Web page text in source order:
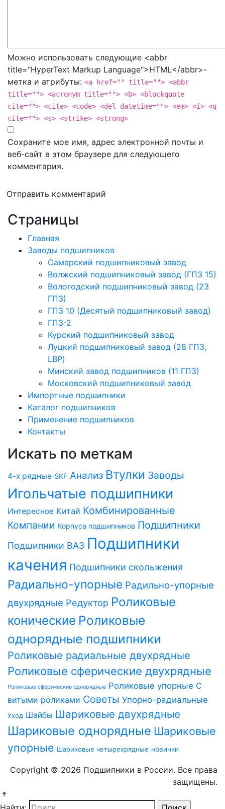
Можно использовать следующие <abbr
title="HyperText Markup Language">HTML</abbr>-
метка и атрибуты: <a href="" title=""> <abbr
title=""> <acronym title=""> <b> <blockquote
cite=""> <cite> <code> <del datetime=""> <em> <i> <q
cite=""> <s> <strike> <strong>
Сохраните мое имя, адрес электронной почты и
веб-сайт в этом браузере для следующего
комментария.
Отправить комментарий
Страницы
Главная
Заводы подшипников
Cамарский подшипниковый завод
Волжский подшипниковый завод (ГПЗ 15)
Вологодский подшипниковый завод (23
ГПЗ)
ГПЗ 10 (Десятый подшипниковый завод)
ГПЗ-2
Курский подшипниковый завод
Луцкий подшипниковый завод (28 ГПЗ,
LBP)
Минский завод подшипников (11 ГПЗ)
Московский подшипниковый завод
Импортные подшипники
Каталог подшипников
Применение подшипников
Контакты
Искать по меткам
4-х рядные SKF Анализ Втулки Заводы
Игольчатые подшипники
Интересное Китай Комбинированные
Компании Корпуса подшипников Подшипники
Подшипники ВАЗ Подшипники
качения Подшипники скольжения
Радиально-упорные Радильно-упорные
двухрядные Редуктор Роликовые
конические Роликовые
однорядные подшипники
Роликовые радиальные двухрядные
Роликовые сферические двухрядные
Роликовые сферические однорядные Роликовые упорные С
витыми роликами Советы Упорно-радиальные
Уход Шайбы Шариковые двухрядные
Шариковые однорядные Шариковые
упорные Шариковые четырехрядные новинки
Copyright © 2026 Подшипники в России. Все права
защищены.